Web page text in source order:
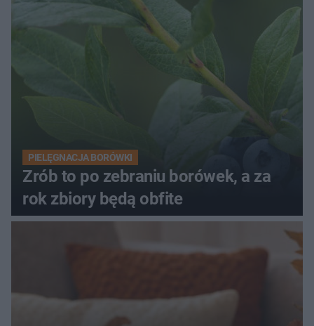
PIELĘGNACJA BORÓWKI
Zrób to po zebraniu borówek, a za
rok zbiory będą obfite